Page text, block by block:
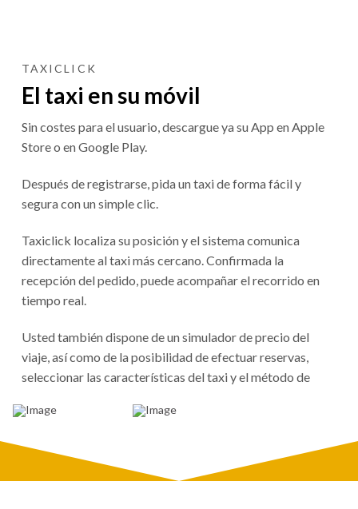
TAXICLICK
El taxi en su móvil
Sin costes para el usuario, descargue ya su App en Apple
Store o en Google Play.
Después de registrarse, pida un taxi de forma fácil y
segura con un simple clic.
Taxiclick localiza su posición y el sistema comunica
directamente al taxi más cercano. Confirmada la
recepción del pedido, puede acompañar el recorrido en
tiempo real.
Usted también dispone de un simulador de precio del
viaje, así como de la posibilidad de efectuar reservas,
seleccionar las características del taxi y el método de